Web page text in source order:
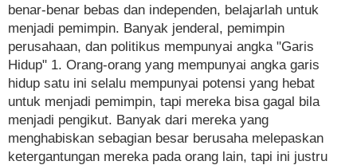
benar-benar bebas dan independen, belajarlah untuk
menjadi pemimpin. Banyak jenderal, pemimpin
perusahaan, dan politikus mempunyai angka "Garis
Hidup" 1. Orang-orang yang mempunyai angka garis
hidup satu ini selalu mempunyai potensi yang hebat
untuk menjadi pemimpin, tapi mereka bisa gagal bila
menjadi pengikut. Banyak dari mereka yang
menghabiskan sebagian besar berusaha melepaskan
ketergantungan mereka pada orang lain, tapi ini justru